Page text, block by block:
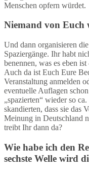
Menschen opfern würdet.
Niemand von Euch
Und dann organisieren
Spaziergänge. Ihr habt
benennen, was es eben
Auch da ist Euch Eure
Veranstaltung anmelden
eventuelle Auflagen
„spazierten“ wieder so
skandierten, dass sie das
Meinung in Deutschland
treibt Ihr dann da?
Wie habe ich den
sechste Welle wird